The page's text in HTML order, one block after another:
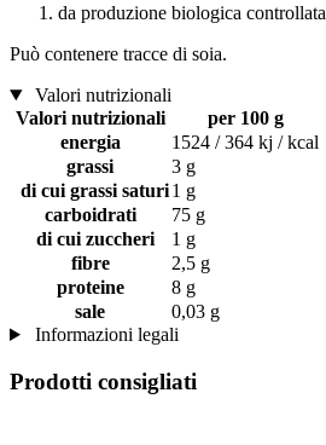
da produzione biologica controllata
Può contenere tracce di soia.
Valori nutrizionali
Valori nutrizionali
per 100 g
energia
1524 / 364 kj / kcal
grassi
3 g
di cui grassi saturi1 g
carboidrati
75 g
di cui zuccheri
1 g
fibre
2,5 g
proteine
8 g
sale
0,03 g
Informazioni legali
Prodotti consigliati